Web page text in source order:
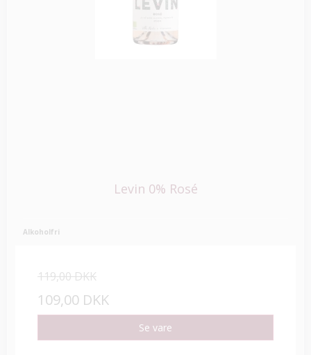
Levin 0% Rosé
Alkoholfri
119,00 DKK
109,00 DKK
Se vare